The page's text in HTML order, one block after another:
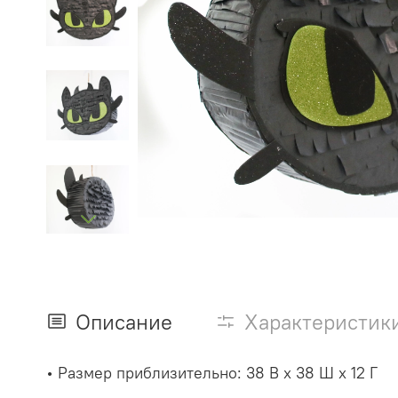
Описание
• Размер приблизительно: 38 В x 38 Ш x 12 Г